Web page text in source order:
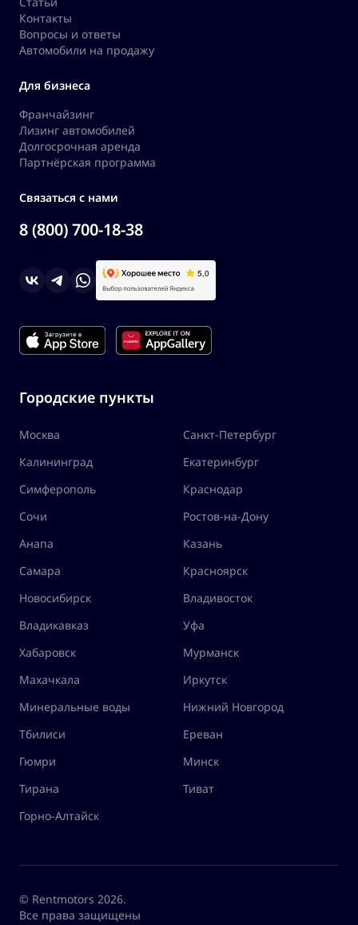
Контакты
Вопросы и ответы
Автомобили на продажу
Для бизнеса
Франчайзинг
Лизинг автомобилей
Долгосрочная аренда
Партнёрская программа
Связаться с нами
8 (800) 700-18-38
Городские пункты
Москва
Санкт-Петербург
Калининград
Екатеринбург
Симферополь
Краснодар
Сочи
Ростов-на-Дону
Анапа
Казань
Самара
Красноярск
Новосибирск
Владивосток
Владикавказ
Уфа
Хабаровск
Мурманск
Махачкала
Иркутск
Минеральные воды
Нижний Новгород
Тбилиси
Ереван
Гюмри
Минск
Тирана
Тиват
Горно-Алтайск
© Rentmotors 2026.
Все права защищены